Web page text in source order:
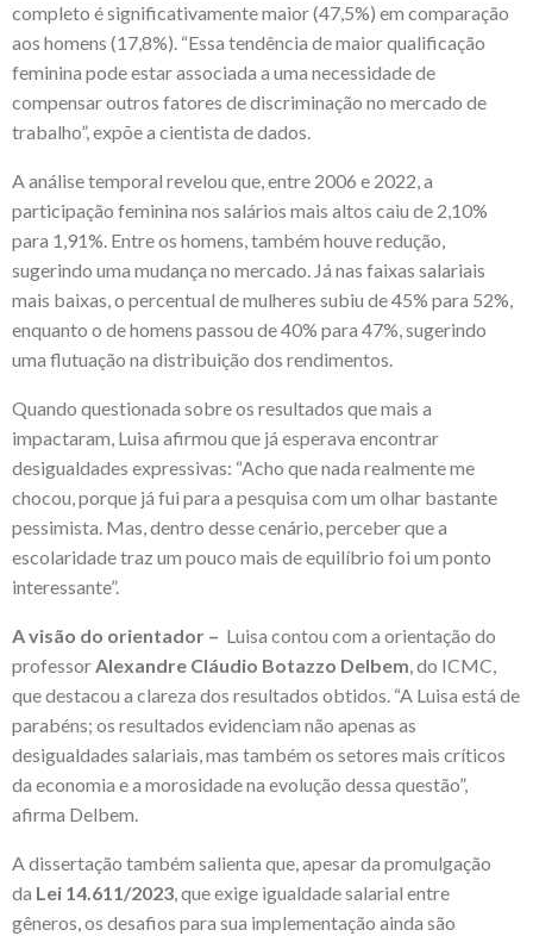
completo é significativamente maior (47,5%) em comparação
aos homens (17,8%). “Essa tendência de maior qualificação
feminina pode estar associada a uma necessidade de
compensar outros fatores de discriminação no mercado de
trabalho”, expõe a cientista de dados.
A análise temporal revelou que, entre 2006 e 2022, a
participação feminina nos salários mais altos caiu de 2,10%
para 1,91%. Entre os homens, também houve redução,
sugerindo uma mudança no mercado. Já nas faixas salariais
mais baixas, o percentual de mulheres subiu de 45% para 52%,
enquanto o de homens passou de 40% para 47%, sugerindo
uma flutuação na distribuição dos rendimentos.
Quando questionada sobre os resultados que mais a
impactaram, Luisa afirmou que já esperava encontrar
desigualdades expressivas: “Acho que nada realmente me
chocou, porque já fui para a pesquisa com um olhar bastante
pessimista. Mas, dentro desse cenário, perceber que a
escolaridade traz um pouco mais de equilíbrio foi um ponto
interessante”.
A visão do orientador – Luisa contou com a orientação do
professorAlexandre Cláudio Botazzo Delbem, do ICMC,
que destacou a clareza dos resultados obtidos. “A Luisa está de
parabéns; os resultados evidenciam não apenas as
desigualdades salariais, mas também os setores mais críticos
da economia e a morosidade na evolução dessa questão”,
afirma Delbem.
A dissertação também salienta que, apesar da promulgação
da Lei 14.611/2023, que exige igualdade salarial entre
gêneros, os desafios para sua implementação ainda são